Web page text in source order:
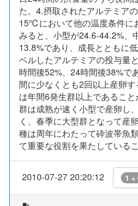
た。4.摂取されたアルテミア
15℃において他の温度条件に
みると、小型が24.6-44.2%、
13.8%であり、成長とともに
ベルしたアルテミアの投与量
時間後52%、24時間後38%で
間に少なくとも2回以上産卵
は年間6発生群以上であるこ
群は成熟が速く小型で産卵し
く、春季に大型群となって産
種は周年にわたって砕波帯魚
て重要な役割を果たしている
2010-07-27 20:20:12 1 +